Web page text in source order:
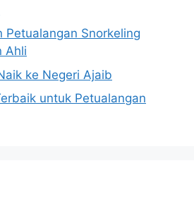
Petualangan Snorkeling
Ahli
ke Negeri Ajaib
untuk Petualangan